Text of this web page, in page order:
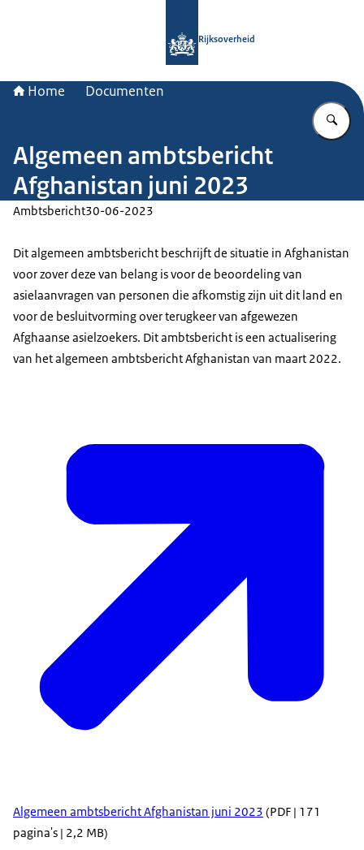
Rijksoverheid
Home Documenten
Algemeen ambtsbericht
Afghanistan juni 2023
Ambtsbericht30-06-2023
Dit algemeen ambtsbericht beschrijft de situatie in Afghanistan
voor zover deze van belang is voor de beoordeling van
asielaanvragen van personen die afkomstig zijn uit dit land en
voor de besluitvorming over terugkeer van afgewezen
Afghaanse asielzoekers. Dit ambtsbericht is een actualisering
van het algemeen ambtsbericht Afghanistan van maart 2022.
Algemeen ambtsbericht Afghanistan juni 2023 (PDF | 171
pagina's | 2,2 MB)